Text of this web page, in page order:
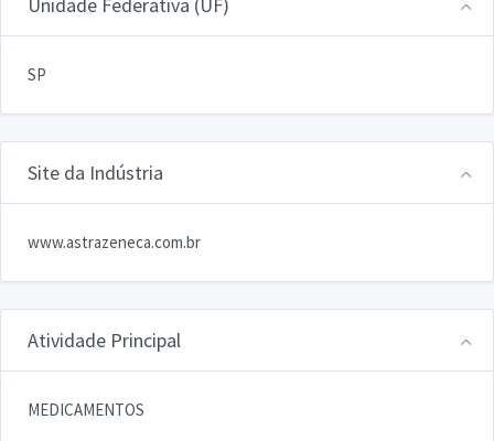
SP
Site da Indústria
www.astrazeneca.com.br
Atividade Principal
MEDICAMENTOS